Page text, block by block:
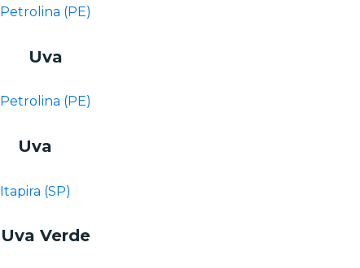
Petrolina (PE)
Uva
Petrolina (PE)
Uva
Itapira (SP)
Uva Verde